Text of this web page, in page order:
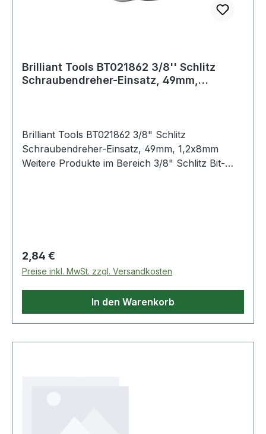
Brilliant Tools BT021862 3/8'' Schlitz
Schraubendreher-Einsatz, 49mm,
Brilliant Tools BT021862 3/8" Schlitz
Schraubendreher-Einsatz, 49mm, 1,2x8mm
Weitere Produkte im Bereich 3/8" Schlitz Bit-
Regulärer Preis:
2,84 €
Preise inkl. MwSt. zzgl. Versandkosten
In den Warenkorb